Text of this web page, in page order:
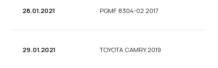
28.01.2021 PGMF 8304-02 2017
29.01.2021 TOYOTA CAMRY 2019